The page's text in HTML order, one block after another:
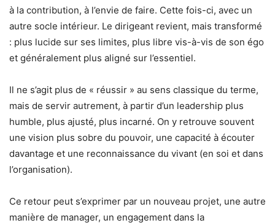
à la contribution, à l’envie de faire. Cette fois-ci, avec un
autre socle intérieur. Le dirigeant revient, mais transformé
: plus lucide sur ses limites, plus libre vis-à-vis de son égo
et généralement plus aligné sur l’essentiel.
Il ne s’agit plus de « réussir » au sens classique du terme,
mais de servir autrement, à partir d’un leadership plus
humble, plus ajusté, plus incarné. On y retrouve souvent
une vision plus sobre du pouvoir, une capacité à écouter
davantage et une reconnaissance du vivant (en soi et dans
l’organisation).
Ce retour peut s’exprimer par un nouveau projet, une autre
manière de manager, un engagement dans la